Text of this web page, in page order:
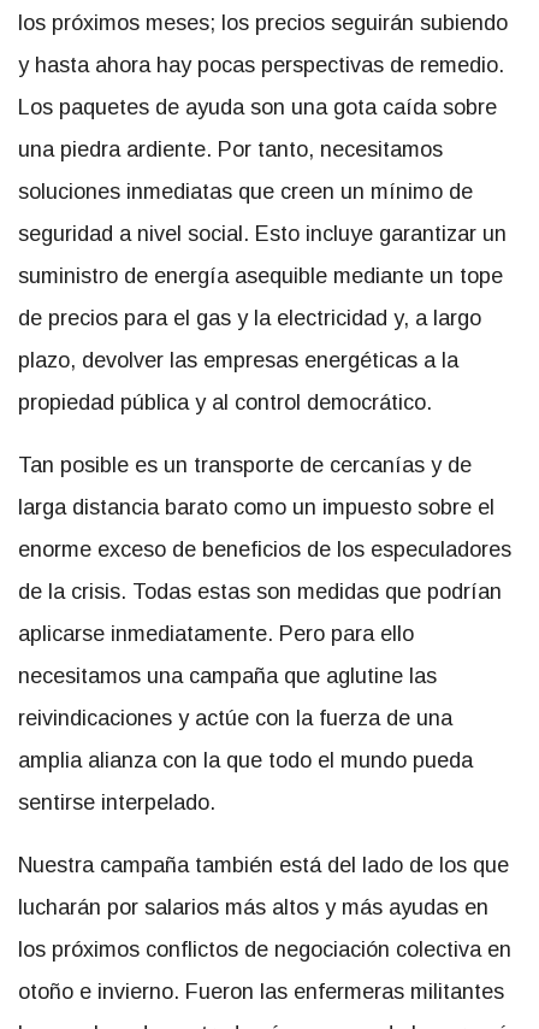
los próximos meses; los precios seguirán subiendo
y hasta ahora hay pocas perspectivas de remedio.
Los paquetes de ayuda son una gota caída sobre
una piedra ardiente. Por tanto, necesitamos
soluciones inmediatas que creen un mínimo de
seguridad a nivel social. Esto incluye garantizar un
suministro de energía asequible mediante un tope
de precios para el gas y la electricidad y, a largo
plazo, devolver las empresas energéticas a la
propiedad pública y al control democrático.
Tan posible es un transporte de cercanías y de
larga distancia barato como un impuesto sobre el
enorme exceso de beneficios de los especuladores
de la crisis. Todas estas son medidas que podrían
aplicarse inmediatamente. Pero para ello
necesitamos una campaña que aglutine las
reivindicaciones y actúe con la fuerza de una
amplia alianza con la que todo el mundo pueda
sentirse interpelado.
Nuestra campaña también está del lado de los que
lucharán por salarios más altos y más ayudas en
los próximos conflictos de negociación colectiva en
otoño e invierno. Fueron las enfermeras militantes